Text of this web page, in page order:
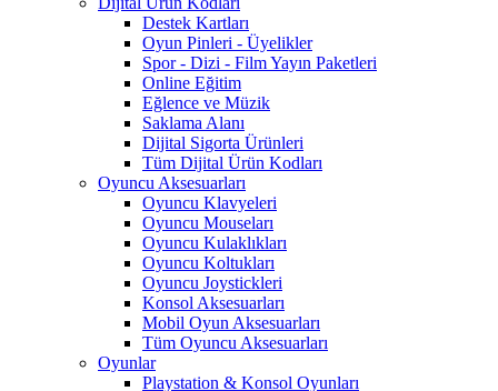
Destek Kartları
Oyun Pinleri - Üyelikler
Spor - Dizi - Film Yayın Paketleri
Online Eğitim
Eğlence ve Müzik
Saklama Alanı
Dijital Sigorta Ürünleri
Tüm Dijital Ürün Kodları
Oyuncu Aksesuarları
Oyuncu Klavyeleri
Oyuncu Mouseları
Oyuncu Kulaklıkları
Oyuncu Koltukları
Oyuncu Joystickleri
Konsol Aksesuarları
Mobil Oyun Aksesuarları
Tüm Oyuncu Aksesuarları
Oyunlar
Playstation & Konsol Oyunları